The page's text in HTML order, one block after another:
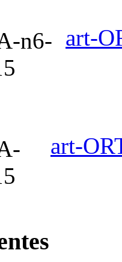
art-
art-